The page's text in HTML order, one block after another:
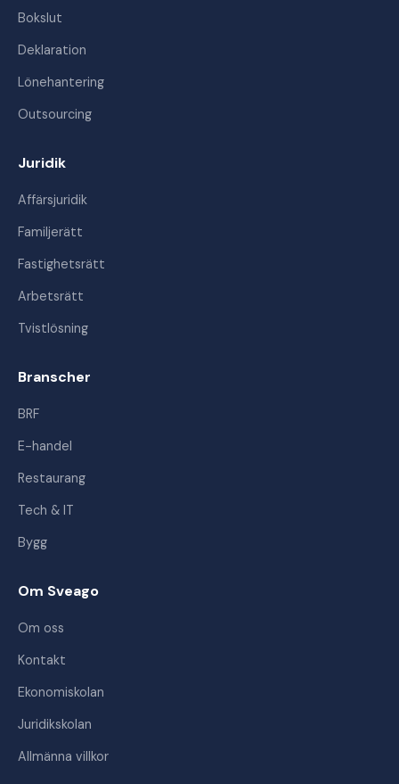
Bokslut
Deklaration
Lönehantering
Outsourcing
Juridik
Affärsjuridik
Familjerätt
Fastighetsrätt
Arbetsrätt
Tvistlösning
Branscher
BRF
E-handel
Restaurang
Tech & IT
Bygg
Om Sveago
Om oss
Kontakt
Ekonomiskolan
Juridikskolan
Allmänna villkor